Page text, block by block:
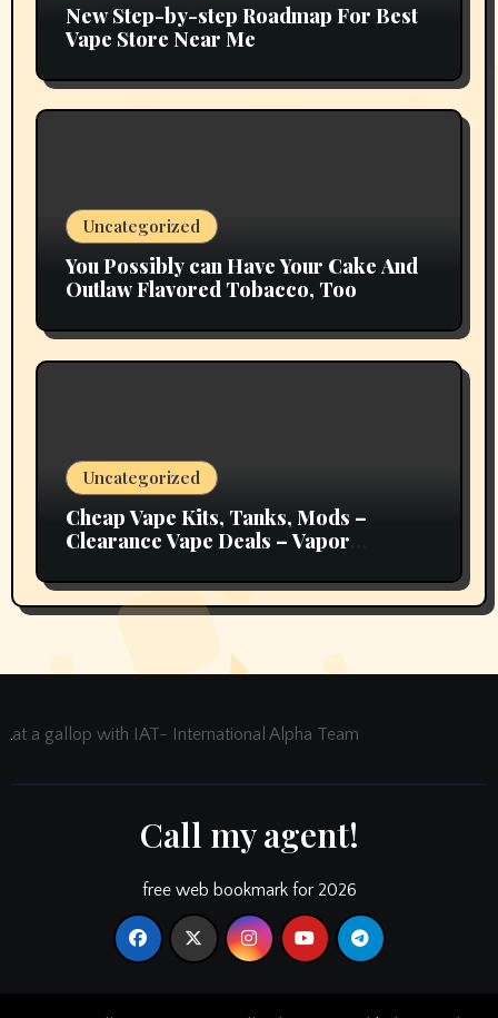
New Step-by-step Roadmap For Best
Vape Store Near Me
Uncategorized
You Possibly can Have Your Cake And
Outlaw Flavored Tobacco, Too
Uncategorized
Cheap Vape Kits, Tanks, Mods –
Clearance Vape Deals – Vapor
at a gallop with IAT- International Alpha Team
Call my agent!
free web bookmark for 2026